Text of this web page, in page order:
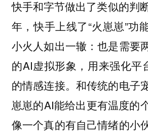
快手和字节做出了类似的判
年，快手上线了“火崽崽”功
小火人如出一辙：也是需要
的AI虚拟形象，用来强化平
的情感连接。和传统的电子
崽崽的AI能给出更有温度的
像一个真的有自己情绪的小